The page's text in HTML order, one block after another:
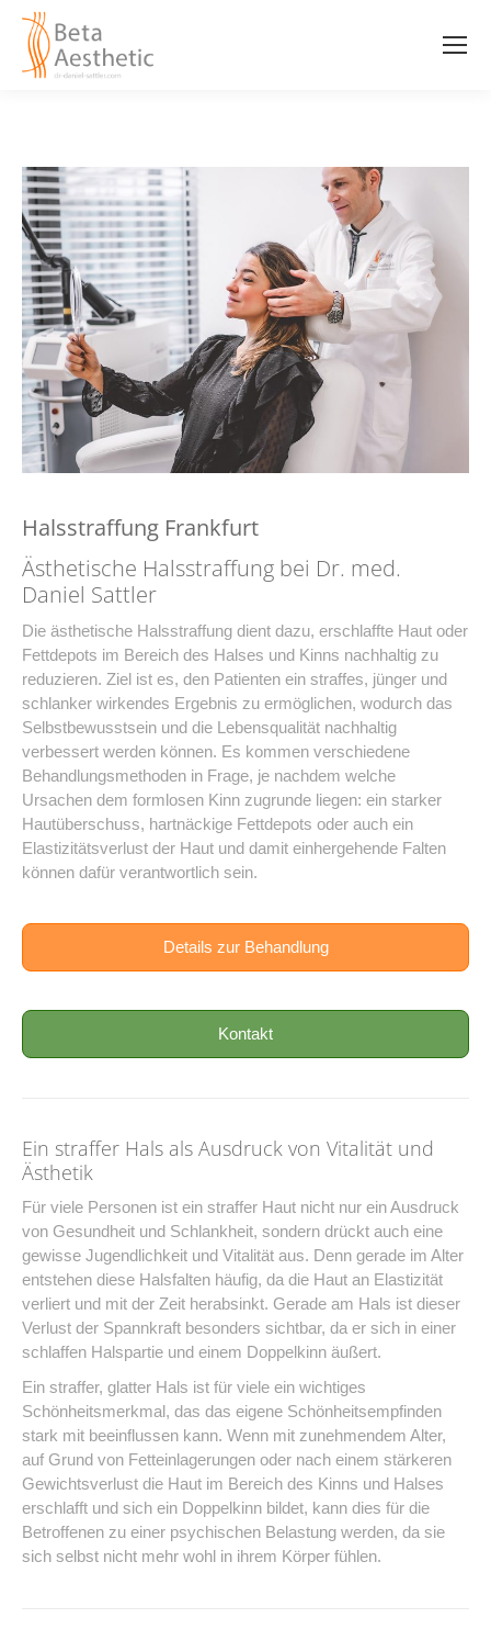
Halsstraffung Frankfurt
Ästhetische Halsstraffung bei Dr. med.
Daniel Sattler
Die ästhetische Halsstraffung dient dazu, erschlaffte Haut oder
Fettdepots im Bereich des Halses und Kinns nachhaltig zu
reduzieren. Ziel ist es, den Patienten ein straffes, jünger und
schlanker wirkendes Ergebnis zu ermöglichen, wodurch das
Selbstbewusstsein und die Lebensqualität nachhaltig
verbessert werden können. Es kommen verschiedene
Behandlungsmethoden in Frage, je nachdem welche
Ursachen dem formlosen Kinn zugrunde liegen: ein starker
Hautüberschuss, hartnäckige Fettdepots oder auch ein
Elastizitätsverlust der Haut und damit einhergehende Falten
können dafür verantwortlich sein.
Details zur Behandlung
Kontakt
Ein straffer Hals als Ausdruck von Vitalität und
Ästhetik
Für viele Personen ist ein straffer Haut nicht nur ein Ausdruck
von Gesundheit und Schlankheit, sondern drückt auch eine
gewisse Jugendlichkeit und Vitalität aus. Denn gerade im Alter
entstehen diese Halsfalten häufig, da die Haut an Elastizität
verliert und mit der Zeit herabsinkt. Gerade am Hals ist dieser
Verlust der Spannkraft besonders sichtbar, da er sich in einer
schlaffen Halspartie und einem Doppelkinn äußert.
Ein straffer, glatter Hals ist für viele ein wichtiges
Schönheitsmerkmal, das das eigene Schönheitsempfinden
stark mit beeinflussen kann. Wenn mit zunehmendem Alter,
auf Grund von Fetteinlagerungen oder nach einem stärkeren
Gewichtsverlust die Haut im Bereich des Kinns und Halses
erschlafft und sich ein Doppelkinn bildet, kann dies für die
Betroffenen zu einer psychischen Belastung werden, da sie
sich selbst nicht mehr wohl in ihrem Körper fühlen.